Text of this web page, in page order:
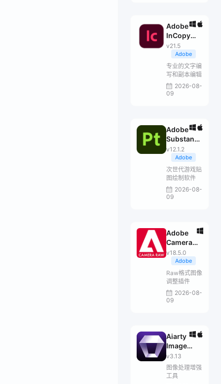
Adobe
InCopy
2026
v21.5
Adobe
专业的文字编
写和副本编辑
2026-08-
09
Adobe
Substance
3D Painter
v12.1.2
Adobe
次世代游戏贴
图绘制软件
2026-08-
09
Adobe
Camera
Raw
v18.5.0
Adobe
Raw格式图像
调整插件
2026-08-
09
Aiarty
Image
Enhancer
v3.13
图像处理增强
工具